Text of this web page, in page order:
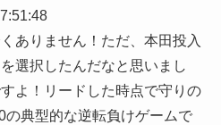
ありません！ただ、本田投入
選択したんだなと思いまし
よ！リードした時点で守りの
の典型的な逆転負けゲームで